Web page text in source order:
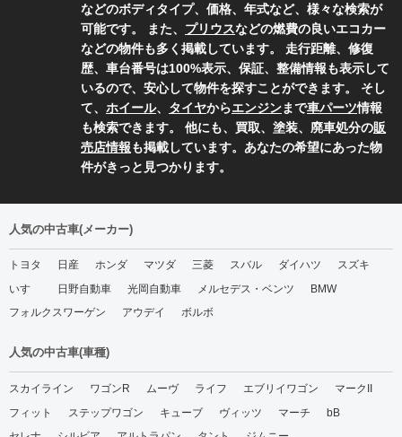
などのボディタイプ、価格、年式など、様々な検索が
可能です。 また、 プリウスなどの燃費の良いエコカー
などの物件も多く掲載しています。 走行距離、修復
歴、車台番号は100%表示、保証、整備情報も表示して
いるので、安心して物件を探すことができます。 そし
て、 ホイール、 タイヤからエンジンまで車パーツ情報
も検索できます。 他にも、買取、塗装、廃車処分の販
売店情報も掲載しています。あなたの希望にあった物
件がきっと見つかります。
人気の中古車(メーカー)
トヨタ 日産 ホンダ マツダ 三菱 スバル ダイハツ
スズキ
いすゞ
日野自動車 光岡自動車 メルセデス・ベンツ
BMW
フォルクスワーゲン
アウデイ ボルボ
人気の中古車(車種)
スカイライン ワゴンR ムーヴ ライフ エブリイワゴン
マークII
フィット
ステップワゴン キューブ ヴィッツ マーチ
bB